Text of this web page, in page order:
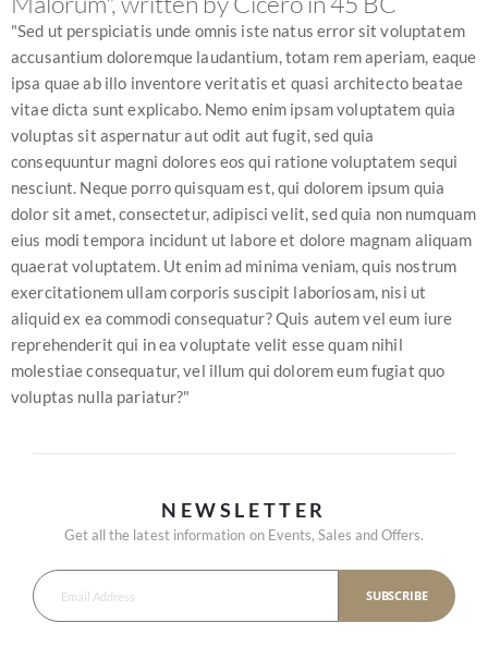
"Sed ut perspiciatis unde omnis iste natus error sit voluptatem
accusantium doloremque laudantium, totam rem aperiam, eaque
ipsa quae ab illo inventore veritatis et quasi architecto beatae
vitae dicta sunt explicabo. Nemo enim ipsam voluptatem quia
voluptas sit aspernatur aut odit aut fugit, sed quia
consequuntur magni dolores eos qui ratione voluptatem sequi
nesciunt. Neque porro quisquam est, qui dolorem ipsum quia
dolor sit amet, consectetur, adipisci velit, sed quia non numquam
eius modi tempora incidunt ut labore et dolore magnam aliquam
quaerat voluptatem. Ut enim ad minima veniam, quis nostrum
exercitationem ullam corporis suscipit laboriosam, nisi ut
aliquid ex ea commodi consequatur? Quis autem vel eum iure
reprehenderit qui in ea voluptate velit esse quam nihil
molestiae consequatur, vel illum qui dolorem eum fugiat quo
voluptas nulla pariatur?"
NEWSLETTER
Get all the latest information on Events, Sales and Offers.
SUBSCRIBE